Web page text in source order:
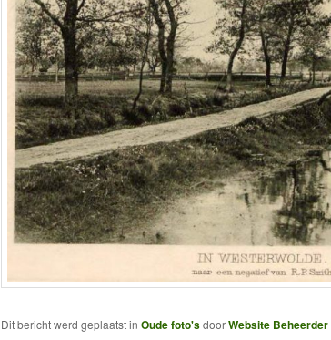
Dit bericht werd geplaatst in Oude foto'sdoorWebsite Beheerder